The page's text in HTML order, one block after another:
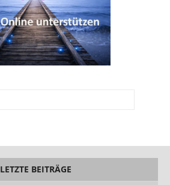
LETZTE BEITRÄGE